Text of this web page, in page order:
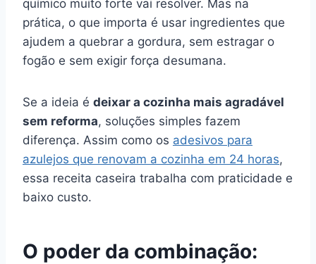
químico muito forte vai resolver. Mas na
prática, o que importa é usar ingredientes que
ajudem a quebrar a gordura, sem estragar o
fogão e sem exigir força desumana.
Se a ideia é deixar a cozinha mais agradável
sem reforma, soluções simples fazem
diferença. Assim como os adesivos para
azulejos que renovam a cozinha em 24 horas,
essa receita caseira trabalha com praticidade e
baixo custo.
O poder da combinação: